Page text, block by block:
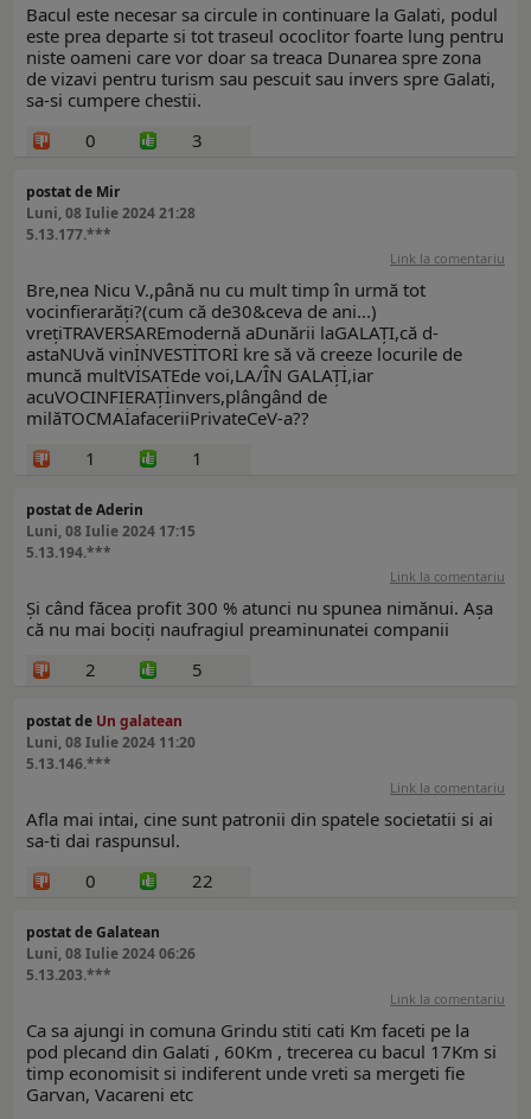
Bacul este necesar sa circule in continuare la Galati, podul
este prea departe si tot traseul ococlitor foarte lung pentru
niste oameni care vor doar sa treaca Dunarea spre zona
de vizavi pentru turism sau pescuit sau invers spre Galati,
sa-si cumpere chestii.
0
3
postat de Mir
Luni, 08 Iulie 2024 21:28
5.13.177.***
Link la comentariu
Bre,nea Nicu V.,până nu cu mult timp în urmă tot
vocinfierarăți?(cum că de30&ceva de ani...)
vrețiTRAVERSAREmodernă aDunării laGALAȚI,că d-
astaNUvă vinİNVESTİTORİ kre să vă creeze locurile de
muncă multVİSATEde voi,LA/ÎN GALAȚİ,iar
acuVOCINFIERAȚİinvers,plângând de
milăTOCMAİafaceriiPrivateCeV-a??
1
1
postat de Aderin
Luni, 08 Iulie 2024 17:15
5.13.194.***
Link la comentariu
Și când făcea profit 300 % atunci nu spunea nimănui. Așa
că nu mai bociți naufragiul preaminunatei companii
2
5
postat de Un galatean
Luni, 08 Iulie 2024 11:20
5.13.146.***
Link la comentariu
Afla mai intai, cine sunt patronii din spatele societatii si ai
sa-ti dai raspunsul.
0
22
postat de Galatean
Luni, 08 Iulie 2024 06:26
5.13.203.***
Link la comentariu
Ca sa ajungi in comuna Grindu stiti cati Km faceti pe la
pod plecand din Galati , 60Km , trecerea cu bacul 17Km si
timp economisit si indiferent unde vreti sa mergeti fie
Garvan, Vacareni etc